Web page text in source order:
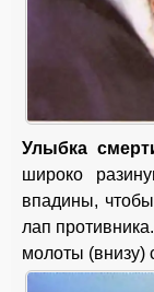
Улыбка
широко
впадины,
лап
молоты (внизу)